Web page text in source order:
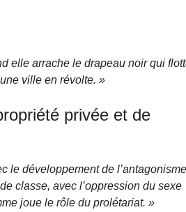
elle arrache le drapeau noir qui
ville en révolte. »
privée et de
le développement de
classe, avec l’oppression du sexe
joue le rôle du prolétariat. »